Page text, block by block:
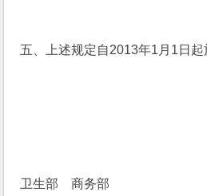
五、上述规定自2013年1月1日起
卫生部　商务部